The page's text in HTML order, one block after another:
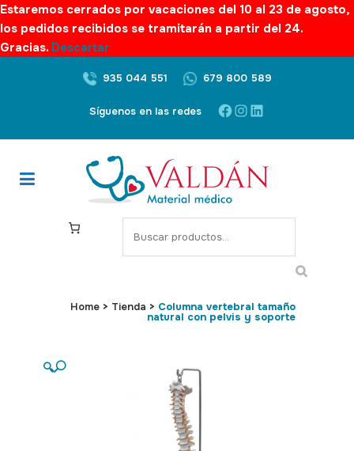
Estaremos cerrados por vacaciones del 10 al 23 de agosto,
los pedidos recibidos se tramitarán a partir del 24.
Gracias. Descartar
935 044 551 679 800 589
Síguenos en las redes Facebook
Instagram
LinkedIn
S
e
c
Home > Tienda > Columna vertebral tamaño
natural con pelvis y soporte
🔍